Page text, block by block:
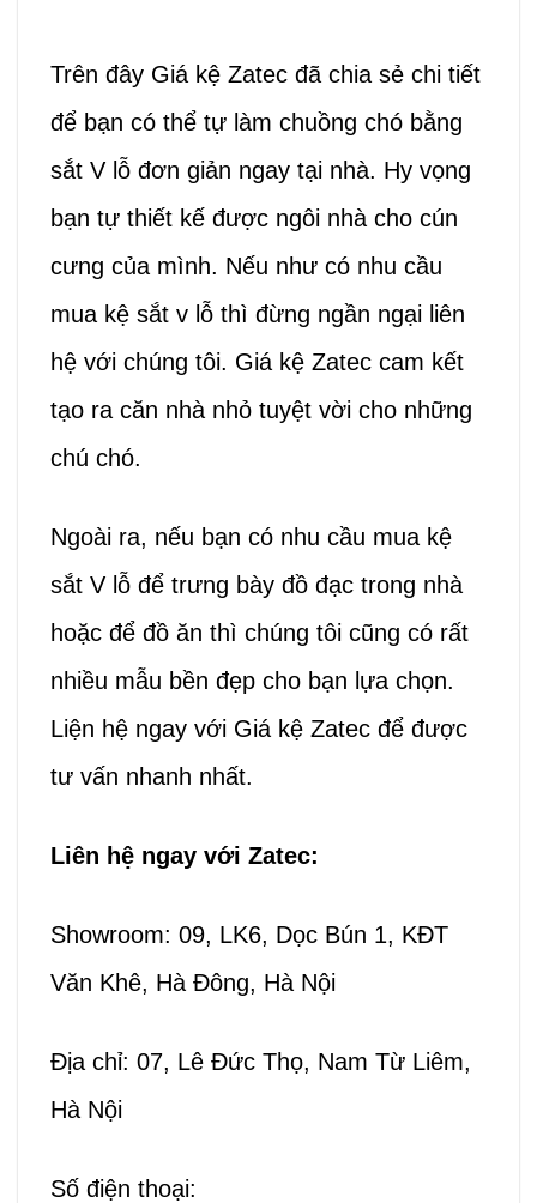
Trên đây Giá kệ Zatec đã chia sẻ chi tiết
để bạn có thể tự làm chuồng chó bằng
sắt V lỗ đơn giản ngay tại nhà. Hy vọng
bạn tự thiết kế được ngôi nhà cho cún
cưng của mình. Nếu như có nhu cầu
mua kệ sắt v lỗ thì đừng ngần ngại liên
hệ với chúng tôi. Giá kệ Zatec cam kết
tạo ra căn nhà nhỏ tuyệt vời cho những
chú chó.
Ngoài ra, nếu bạn có nhu cầu mua kệ
sắt V lỗ để trưng bày đồ đạc trong nhà
hoặc để đồ ăn thì chúng tôi cũng có rất
nhiều mẫu bền đẹp cho bạn lựa chọn.
Liện hệ ngay với Giá kệ Zatec để được
tư vấn nhanh nhất.
Liên hệ ngay với Zatec:
Showroom: 09, LK6, Dọc Bún 1, KĐT
Văn Khê, Hà Đông, Hà Nội
Địa chỉ: 07, Lê Đức Thọ, Nam Từ Liêm,
Hà Nội
Số điện thoại: